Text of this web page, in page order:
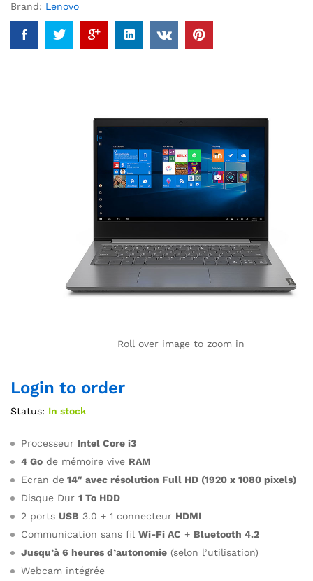
Brand: Lenovo
Roll over image to zoom in
Login to order
Status: In stock
Processeur Intel Core i3
4 Go de mémoire vive RAM
Ecran de 14″ avec résolution Full HD (1920 x 1080 pixels)
Disque Dur 1 To HDD
2 ports USB 3.0 + 1 connecteur HDMI
Communication sans fil Wi-Fi AC + Bluetooth 4.2
Jusqu’à 6 heures d’autonomie (selon l’utilisation)
Webcam intégrée